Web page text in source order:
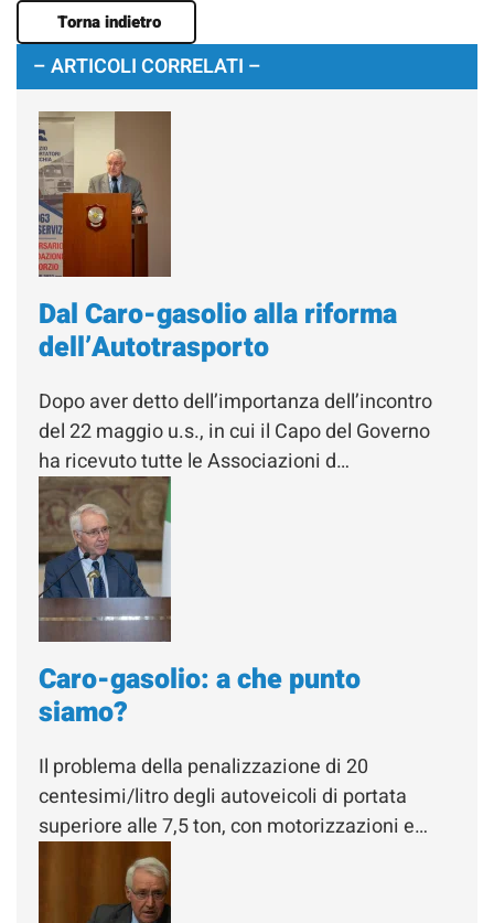
Torna indietro
– ARTICOLI CORRELATI –
Dal Caro-gasolio alla riforma
dell’Autotrasporto
Dopo aver detto dell’importanza dell’incontro
del 22 maggio u.s., in cui il Capo del Governo
ha ricevuto tutte le Associazioni d…
Caro-gasolio: a che punto
siamo?
Il problema della penalizzazione di 20
centesimi/litro degli autoveicoli di portata
superiore alle 7,5 ton, con motorizzazioni e…